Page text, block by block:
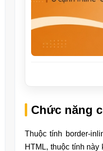
Chức năng
Thuộc tính border-
HTML, thuộc tính